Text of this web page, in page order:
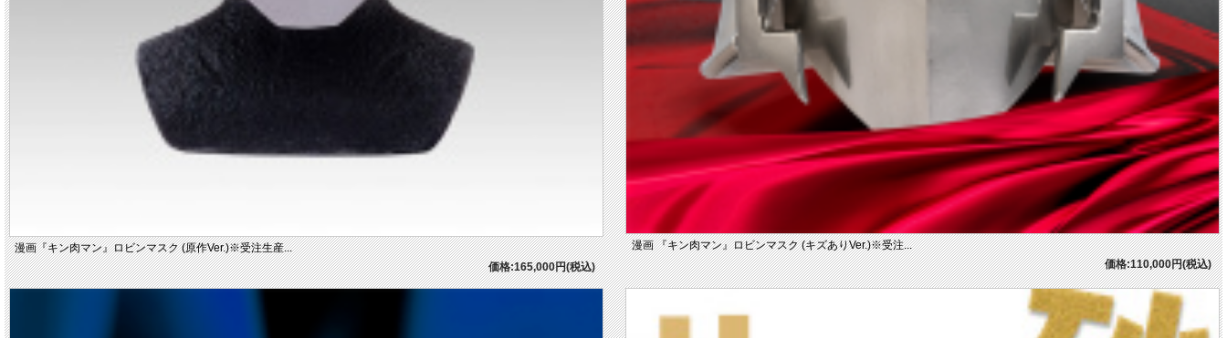
漫画『キン肉マン』ロビンマスク (原作Ver.)※受注生産...
価格:165,000円(税込)
漫画 『キン肉マン』ロビンマスク (キズありVer.)※受注...
価格:110,000円(税込)